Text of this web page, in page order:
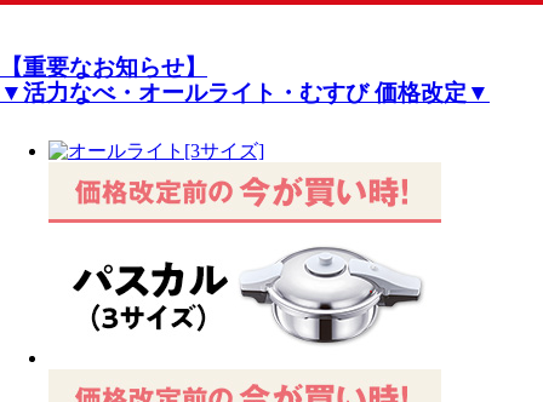
【重要なお知らせ】
▼活力なべ・オールライト・むすび 価格改定▼